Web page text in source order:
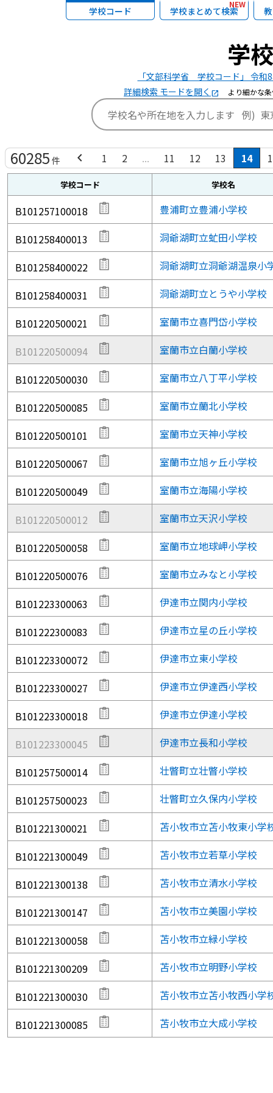
学校コード 学校まとめて検索
NEW
学
「文部科学省 学校コード」 令和
詳細検索 モードを開く open_in_new より細かな
60285 件 chevron_left 1 2 ... 11 12 13 14
学校コード 学校名
B101257100018 豊浦町立豊浦小学校
B101258400013 洞爺湖町立虻田小学校
B101258400022 洞爺湖町立洞爺湖温泉小
B101258400031 洞爺湖町立とうや小学校
B101220500021 室蘭市立喜門岱小学校
B101220500094 室蘭市立白蘭小学校
B101220500030 室蘭市立八丁平小学校
B101220500085 室蘭市立蘭北小学校
B101220500101 室蘭市立天神小学校
B101220500067 室蘭市立旭ヶ丘小学校
B101220500049 室蘭市立海陽小学校
B101220500012 室蘭市立天沢小学校
B101220500058 室蘭市立地球岬小学校
B101220500076 室蘭市立みなと小学校
B101223300063 伊達市立関内小学校
B101222300083 伊達市立星の丘小学校
B101223300072 伊達市立東小学校
B101223300027 伊達市立伊達西小学校
B101223300018 伊達市立伊達小学校
B101223300045 伊達市立長和小学校
B101257500014 壮瞥町立壮瞥小学校
B101257500023 壮瞥町立久保内小学校
B101221300021 苫小牧市立苫小牧東小学
B101221300049 苫小牧市立若草小学校
B101221300138 苫小牧市立清水小学校
B101221300147 苫小牧市立美園小学校
B101221300058 苫小牧市立緑小学校
B101221300209 苫小牧市立明野小学校
B101221300030 苫小牧市立苫小牧西小学
B101221300085 苫小牧市立大成小学校